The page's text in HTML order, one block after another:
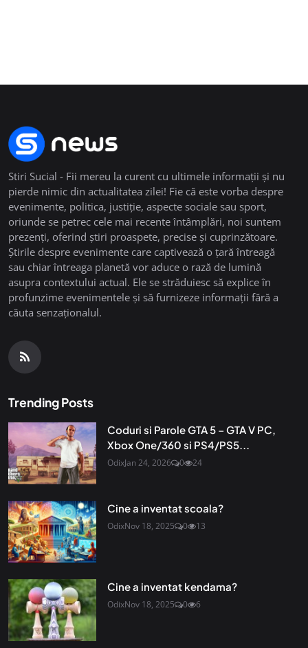
Stiri Sucial - Fii mereu la curent cu ultimele informații și nu
pierde nimic din actualitatea zilei! Fie că este vorba despre
evenimente, politica, justiție, aspecte sociale sau sport,
oriunde se petrec cele mai recente întâmplări, noi suntem
prezenți, oferind știri proaspete, precise și cuprinzătoare.
Știrile despre evenimente care captivează o țară întreagă
sau chiar întreaga planetă vor aduce o rază de lumină
asupra contextului actual. Ele se străduiesc să explice în
profunzime evenimentele și să furnizeze informații fără a
căuta senzaționalul.
Trending Posts
Coduri si Parole GTA 5 – GTA V PC,
Xbox One/360 si PS4/PS5...
OdixJan 24, 2026 0 24
Cine a inventat scoala?
OdixNov 18, 2025 0 13
Cine a inventat kendama?
OdixNov 18, 2025 0 6